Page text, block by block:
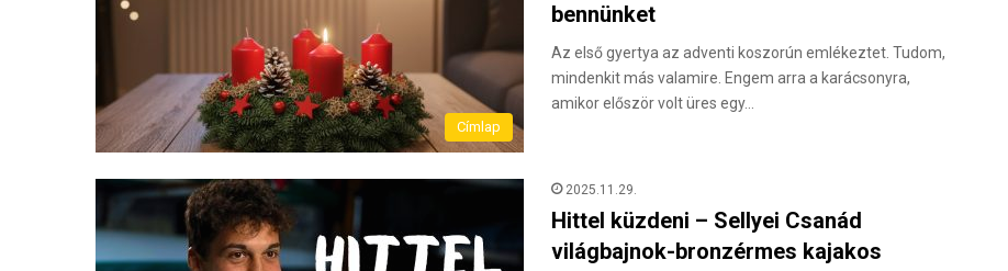
Címlap
bennünket
Az első gyertya az adventi koszorún emlékeztet. Tudom,
mindenkit más valamire. Engem arra a karácsonyra,
amikor először volt üres egy…
2025.11.29.
Hittel küzdeni – Sellyei Csanád
világbajnok-bronzérmes kajakos